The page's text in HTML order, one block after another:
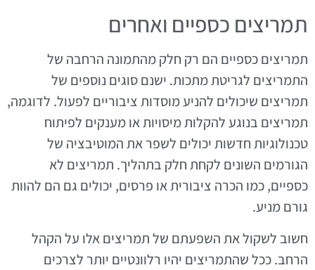
תמריצים כספיים ואחרים
תמריצים כספיים הם רק חלק מהתמונה הרחבה של
התמריצים לגריטת מתכות. ישנם סוגים נוספים של
תמריצים שיכולים להניע מוסדות ציבוריים לפעול. לדוגמה,
תמריצים בנוגע להקלות מיסויות או מענקים לפיתוח
טכנולוגיות חדשות יכולים לשפר את המוטיבציה של
הגורמים השונים לקחת חלק בתהליך. תמריצים לא
כספיים, כמו הכרה ציבורית או פרסים, יכולים גם הם להוות
גורם מניע.
חשוב לשקול את השפעתם של תמריצים אלו על הקהל
הרחב. ככל שהתמריצים יהיו רלוונטיים יותר לצרכים